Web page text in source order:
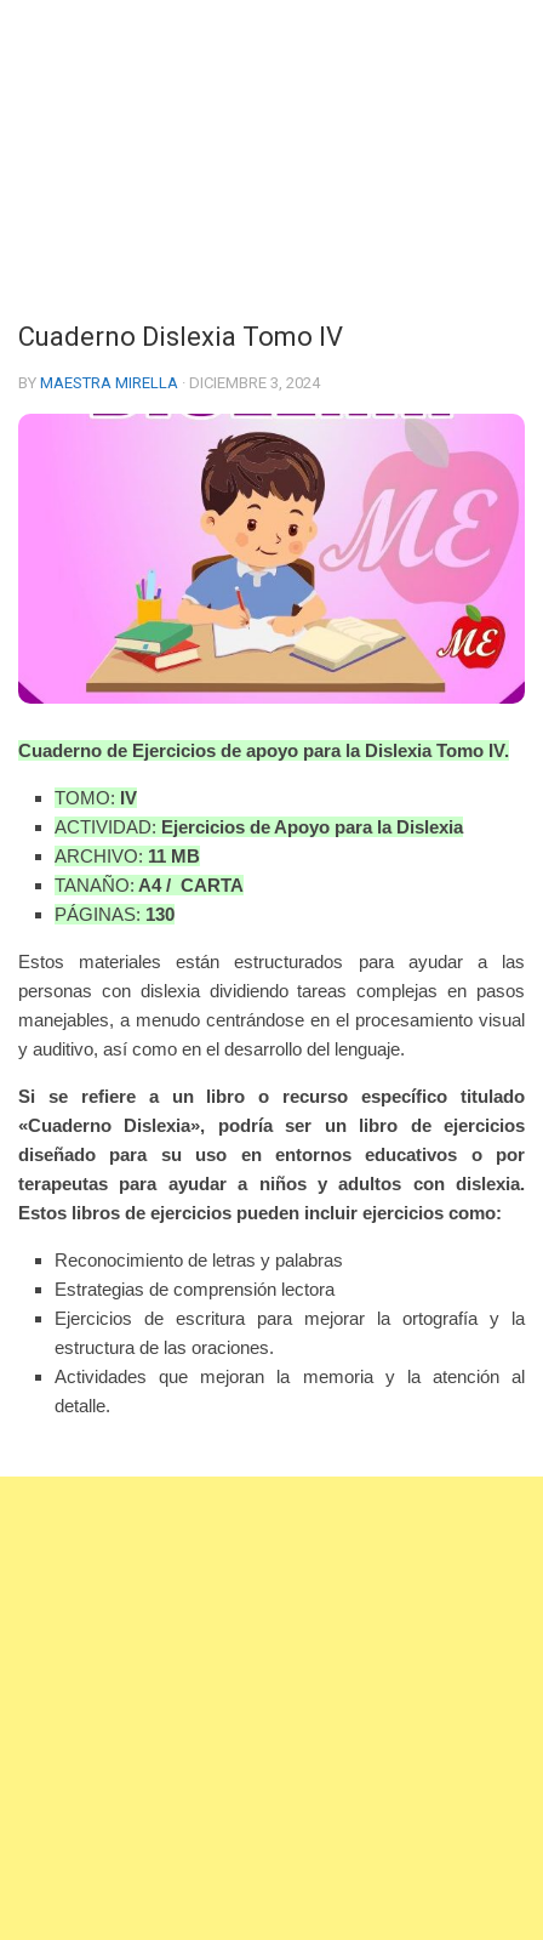
Cuaderno Dislexia Tomo IV
BY MAESTRA MIRELLA · DICIEMBRE 3, 2024
Cuaderno de Ejercicios de apoyo para la Dislexia Tomo IV.
TOMO: IV
ACTIVIDAD: Ejercicios de Apoyo para la Dislexia
ARCHIVO: 11 MB
TANAÑO: A4 / CARTA
PÁGINAS: 130
Estos materiales están estructurados para ayudar a las
personas con dislexia dividiendo tareas complejas en pasos
manejables, a menudo centrándose en el procesamiento visual
y auditivo, así como en el desarrollo del lenguaje.
Si se refiere a un libro o recurso específico titulado
«Cuaderno Dislexia», podría ser un libro de ejercicios
diseñado para su uso en entornos educativos o por
terapeutas para ayudar a niños y adultos con dislexia.
Estos libros de ejercicios pueden incluir ejercicios como:
Reconocimiento de letras y palabras
Estrategias de comprensión lectora
Ejercicios de escritura para mejorar la ortografía y la
estructura de las oraciones.
Actividades que mejoran la memoria y la atención al
detalle.